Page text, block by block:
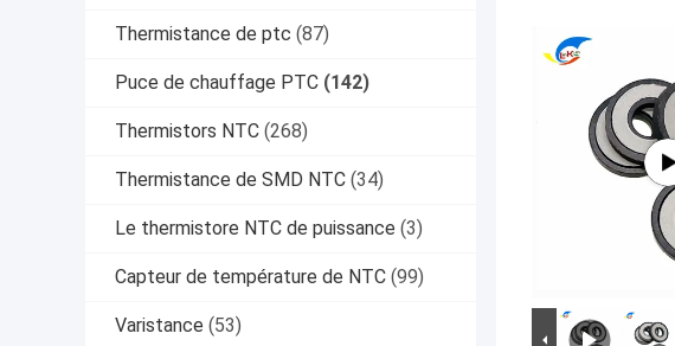
Thermistance de ptc (87)
Puce de chauffage PTC (142)
Thermistors NTC (268)
Thermistance de SMD NTC (34)
Le thermistore NTC de puissance (3)
Capteur de température de NTC (99)
Varistance (53)